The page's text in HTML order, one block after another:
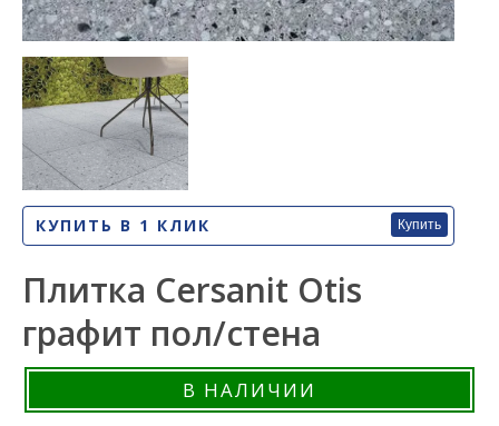
КУПИТЬ В 1 КЛИК Купить
Плитка Cersanit Otis
графит пол/стена
В НАЛИЧИИ